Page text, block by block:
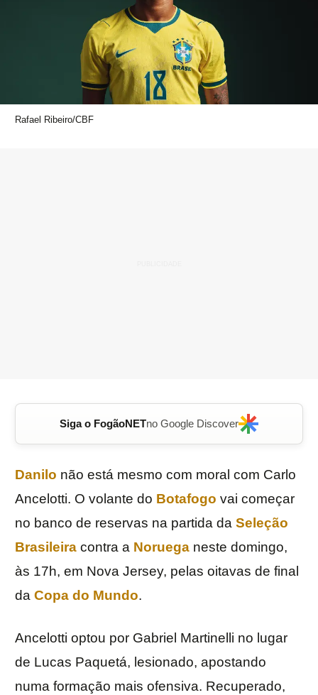
Rafael Ribeiro/CBF
Siga o FogãoNETno Google Discover
Danilo não está mesmo com moral com Carlo
Ancelotti. O volante do Botafogo vai começar
no banco de reservas na partida da Seleção
Brasileira contra a Noruega neste domingo,
às 17h, em Nova Jersey, pelas oitavas de final
da Copa do Mundo.
Ancelotti optou por Gabriel Martinelli no lugar
de Lucas Paquetá, lesionado, apostando
numa formação mais ofensiva. Recuperado,